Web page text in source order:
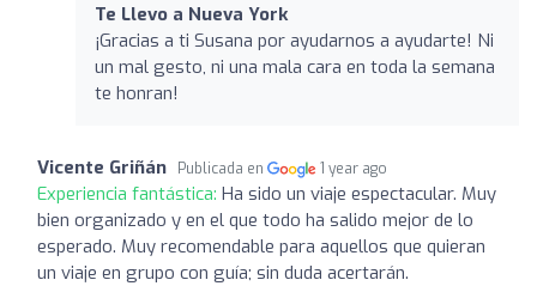
Te Llevo a Nueva York
¡Gracias a ti Susana por ayudarnos a ayudarte! Ni
un mal gesto, ni una mala cara en toda la semana
te honran!
Vicente Griñán Publicada en 1 year ago
Experiencia fantástica: Ha sido un viaje espectacular. Muy
bien organizado y en el que todo ha salido mejor de lo
esperado. Muy recomendable para aquellos que quieran
un viaje en grupo con guía; sin duda acertarán.